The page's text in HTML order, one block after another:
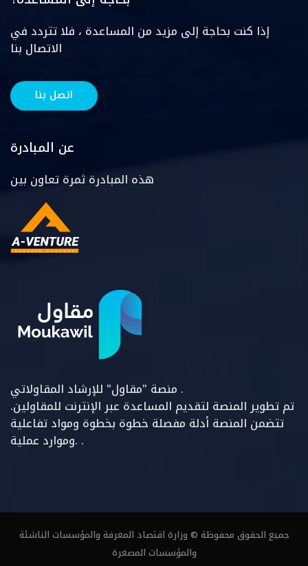
إذا كنت بحاجة إلى مزيد من المساعدة ، فلا تتردد في
الاتصال بنا
اتصل بنا
عن المبادرة
هذه المبادرة ثمرة تعاون بين
منصة "مقاول" للإرشاد المقاولاتي .
تم تطوير المنصة لتقديم المساعدة عبر الإنترنت للمقاولين.
تتضمن المنصة أدلة مفصلة خطوة بخطوة ومواد تفاعلية
وموارد عملية. .
جميع الحقوق محفوظة © وزارة اقتصاد المعرفة والمؤسسات الناشئة
والمؤسسات المصغرة